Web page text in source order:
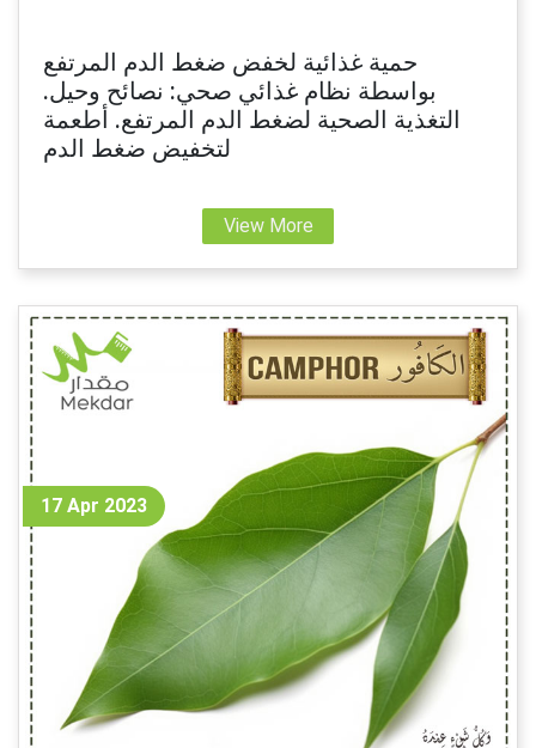
حمية غذائية لخفض ضغط الدم المرتفع
بواسطة نظام غذائي صحي: نصائح وحيل.
التغذية الصحية لضغط الدم المرتفع. أطعمة
لتخفيض ضغط الدم
View More
17 Apr 2023